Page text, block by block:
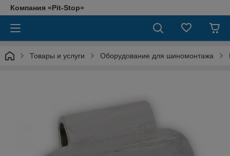
Компания «Pit-Stop»
Товары и услуги Оборудование для шиномонтажа